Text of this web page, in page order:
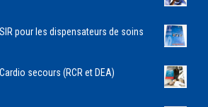
pour les dispensateurs de soins
secours (RCR et DEA)